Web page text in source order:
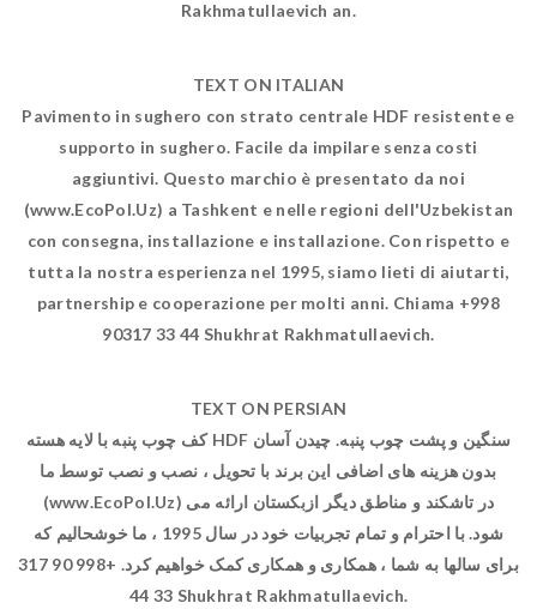
Rakhmatullaevich an.
TEXT ON ITALIAN
Pavimento in sughero con strato centrale HDF resistente e
supporto in sughero. Facile da impilare senza costi
aggiuntivi. Questo marchio è presentato da noi
(www.EcoPol.Uz) a Tashkent e nelle regioni dell'Uzbekistan
con consegna, installazione e installazione. Con rispetto e
tutta la nostra esperienza nel 1995, siamo lieti di aiutarti,
partnership e cooperazione per molti anni. Chiama +998
90317 33 44 Shukhrat Rakhmatullaevich.
TEXT ON PERSIAN
کف چوب پنبه با لایه هسته HDF سنگین و پشت چوب پنبه. چیدن آسان
بدون هزینه های اضافی این برند با تحویل ، نصب و نصب توسط ما
(www.EcoPol.Uz) در تاشکند و مناطق دیگر ازبکستان ارائه می
شود. با احترام و تمام تجربیات خود در سال 1995 ، ما خوشحالیم که
برای سالها به شما ، همکاری و همکاری کمک خواهیم کرد. +998 90 317
33 44 Shukhrat Rakhmatullaevich.